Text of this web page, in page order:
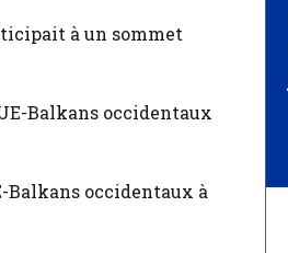
à un sommet
Balkans occidentaux à